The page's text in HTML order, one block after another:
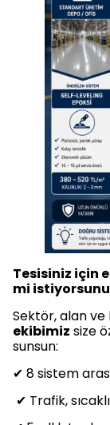
Tesisiniz için
mi
Sektör, alan ve
ekibimiz size
sunsun:
✔ 8 sistem
✔ Trafik,